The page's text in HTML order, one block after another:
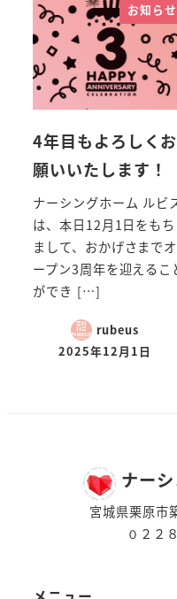
お知らせ
4年目もよろしくお
願いいたします！
ナーシングホーム ルビ
は、本日12月1日をもち
まして、おかげさまでオ
ープン3周年を迎えるこ
ができ […]
rubeus
2025年12月1日
ナー
宮城県栗原市
０２２